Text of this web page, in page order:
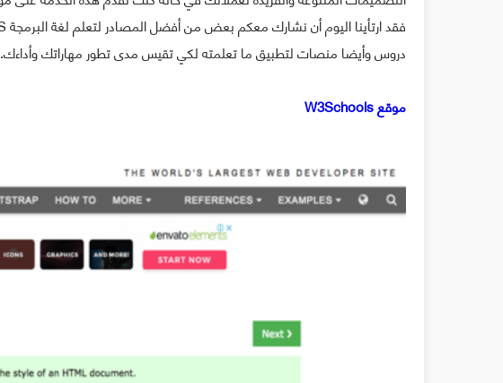
دروس وأيضا منصات لتطبيق ما تعلمته لكي تقيس مدى تطور مهاراتك وأداءك.
موقع W3Schools